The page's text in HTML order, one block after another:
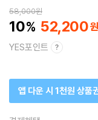
58,000원
10 52,200
YES포인트
앱 다운 시 1천원 상품